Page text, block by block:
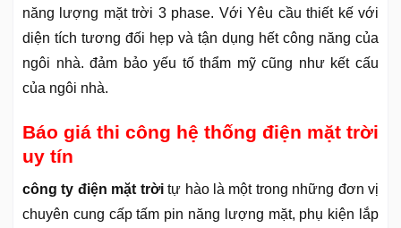
năng lượng mặt trời 3 phase. Với Yêu cầu thiết kế với
diện tích tương đối hẹp và tận dụng hết công năng của
ngôi nhà. đảm bảo yếu tố thẩm mỹ cũng như kết cấu
của ngôi nhà.
Báo giá thi công hệ thống điện mặt trời
uy tín
công ty điện mặt trờitự hào là một trong những đơn vị
chuyên cung cấp tấm pin năng lượng mặt, phụ kiện lắp